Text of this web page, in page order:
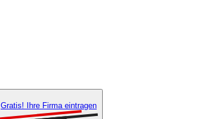
Gratis! Ihre Firma eintragen